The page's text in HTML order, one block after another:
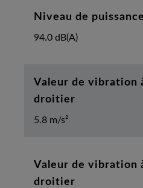
Niveau de
94.0 dB(A)
Valeur de vibration
droitier
5.8 m/s²
Valeur de vibration
droitier